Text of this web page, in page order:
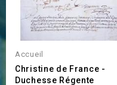
Accueil
Christine de France -
Duchesse Régente